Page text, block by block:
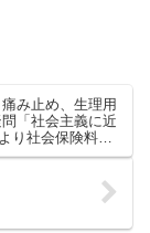
み止め、生理用
「社会主義に近
り社会保険料を